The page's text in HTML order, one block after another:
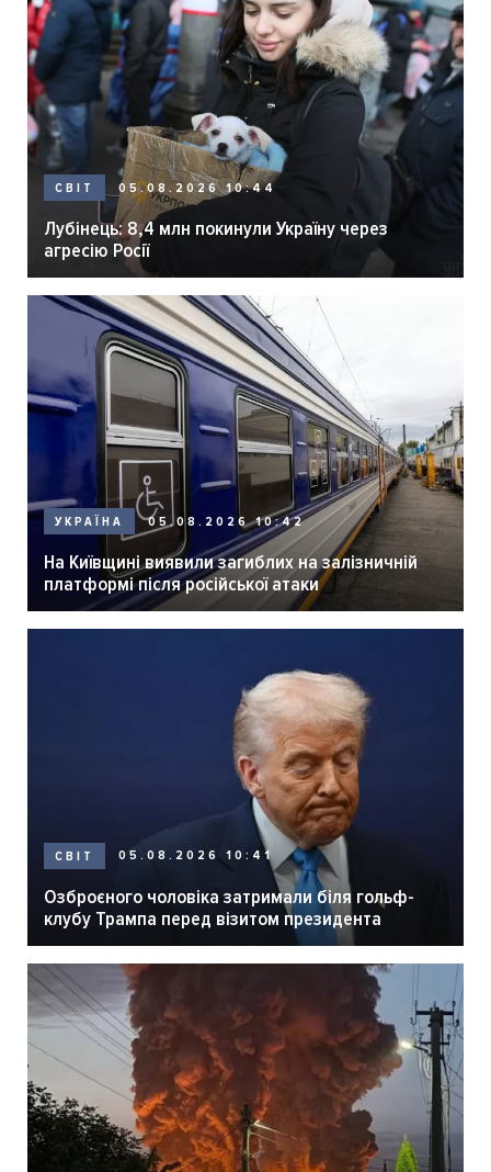
СВІТ 05.08.2026 10:44
Лубінець: 8,4 млн покинули Україну через
агресію Росії
УКРАЇНА 05.08.2026 10:42
На Київщині виявили загиблих на залізничній
платформі після російської атаки
СВІТ 05.08.2026 10:41
Озброєного чоловіка затримали біля гольф-
клубу Трампа перед візитом президента